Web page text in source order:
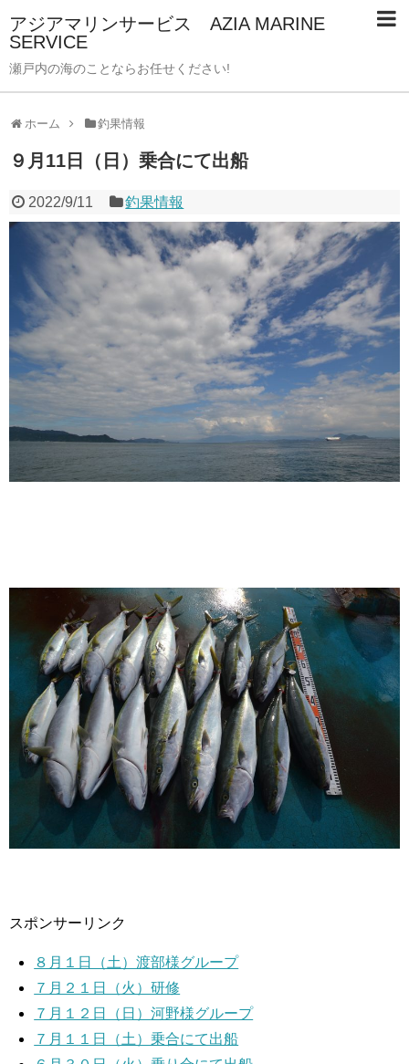
アジアマリンサービス AZIA MARINE
SERVICE
瀬戸内の海のことならお任せください!
ホーム 釣果情報
９月11日（日）乗合にて出船
2022/9/11 釣果情報
スポンサーリンク
８月１日（土）渡部様グループ
７月２１日（火）研修
７月１２日（日）河野様グループ
７月１１日（土）乗合にて出船